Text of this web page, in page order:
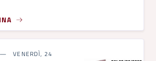
VENERDÌ, 24